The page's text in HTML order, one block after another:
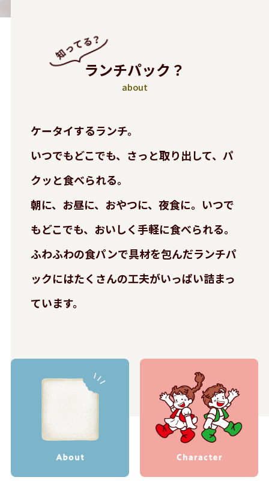
ランチパック？
about
ケータイするランチ。
いつでもどこでも、さっと取り出して、パ
クッと食べられる。
朝に、お昼に、おやつに、夜食に。いつで
もどこでも、おいしく手軽に食べられる。
ふわふわの食パンで具材を包んだランチパ
ックにはたくさんの工夫がいっぱい詰まっ
ています。